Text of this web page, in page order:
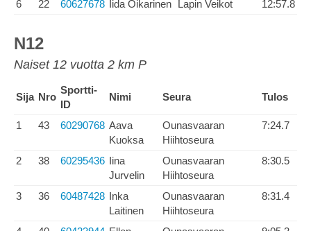
6
22 60627678 Iida Oikarinen Lapin Veikot 12:57.8
N12
Naiset 12 vuotta 2 km P
Sija Nro
Sportti-
ID
Nimi Seura Tulos
1 43 60290768 Aava
Kuoksa
Ounasvaaran
Hiihtoseura
7:24.7
2 38 60295436 Iina
Jurvelin
Ounasvaaran
Hiihtoseura
8:30.5
3 36 60487428 Inka
Laitinen
Ounasvaaran
Hiihtoseura
8:31.4